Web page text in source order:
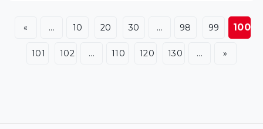
進發展態勢，加快構建新發展格局，有效實施更積極有為
的宏觀政策，著力穩就業、穩企業、穩市場、穩預期，市
場銷售持續擴大，外貿韌性持續彰顯，就業物價整體穩
« ... 10 20 30 ... 98 99 100
101 102 ... 110 120 130 ... »